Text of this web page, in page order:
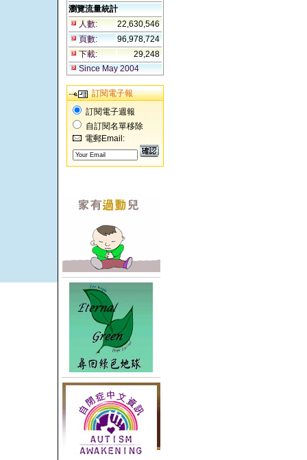
瀏覽流量統計
人數:
22,630,546
頁數:
96,978,724
下載:
29,248
Since May 2004
訂閱電子報
訂閱電子週報
自訂閱名單移除
電郵Email: